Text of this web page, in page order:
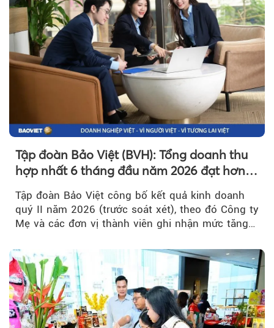
Tập đoàn Bảo Việt (BVH): Tổng doanh thu
hợp nhất 6 tháng đầu năm 2026 đạt hơn
Tập đoàn Bảo Việt công bố kết quả kinh doanh
quý II năm 2026 (trước soát xét), theo đó Công ty
Mẹ và các đơn vị thành viên ghi nhận mức tăng